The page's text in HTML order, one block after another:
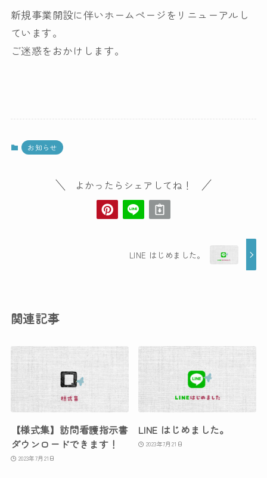
新規事業開設に伴いホームページをリニューアルし
ています。
ご迷惑をおかけします。
お知らせ
よかったらシェアしてね！
LINE はじめました。
関連記事
【様式集】訪問看護指示書
ダウンロードできます！
2023年7月21日
LINE はじめました。
2023年7月21日